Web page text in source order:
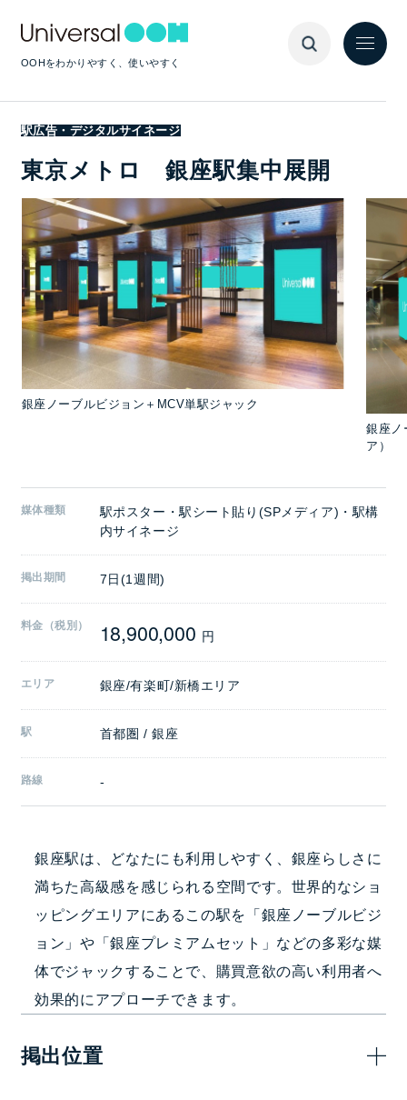
OOHをわかりやすく、使いやすく
駅広告・デジタルサイネージ
東京メトロ 銀座駅集中展開
銀座ノーブルビジョン＋MCV単駅ジャック
銀座ノ
ア）
媒体種類
駅ポスター・駅シート貼り(SPメディア)・駅構
内サイネージ
掲出期間 7日(1週間)
料金（税別） 18,900,000 円
エリア 銀座/有楽町/新橋エリア
駅 首都圏 / 銀座
路線 -
銀座駅は、どなたにも利用しやすく、銀座らしさに
満ちた高級感を感じられる空間です。世界的なショ
ッピングエリアにあるこの駅を「銀座ノーブルビジ
ョン」や「銀座プレミアムセット」などの多彩な媒
体でジャックすることで、購買意欲の高い利用者へ
効果的にアプローチできます。
掲出位置